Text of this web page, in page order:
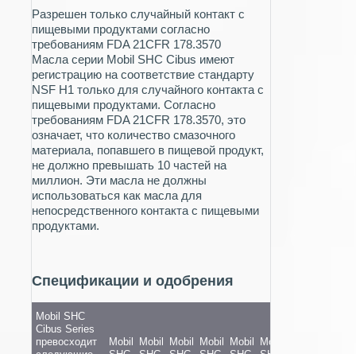
Разрешен только случайный контакт с
пищевыми продуктами согласно
требованиям FDA 21CFR 178.3570
Масла серии Mobil SHC Cibus имеют
регистрацию на соответствие стандарту
NSF H1 только для случайного контакта с
пищевыми продуктами. Согласно
требованиям FDA 21CFR 178.3570, это
означает, что количество смазочного
материала, попавшего в пищевой продукт,
не должно превышать 10 частей на
миллион. Эти масла не должны
использоваться как масла для
непосредственного контакта с пищевыми
продуктами.
Спецификации и одобрения
Mobil SHC
Cibus Series
превосходит
Mobil
Mobil
Mobil
Mobil
Mobil
Mobil